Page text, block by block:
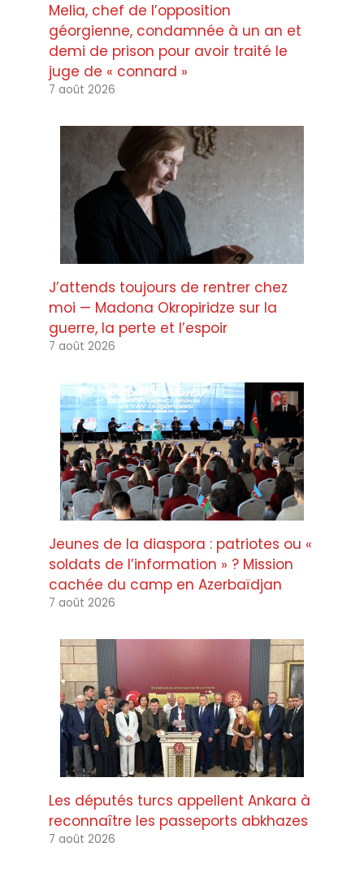
Melia, chef de l’opposition
géorgienne, condamnée à un an et
demi de prison pour avoir traité le
juge de « connard »
7 août 2026
J’attends toujours de rentrer chez
moi — Madona Okropiridze sur la
guerre, la perte et l’espoir
7 août 2026
Jeunes de la diaspora : patriotes ou «
soldats de l’information » ? Mission
cachée du camp en Azerbaïdjan
7 août 2026
Les députés turcs appellent Ankara à
reconnaître les passeports abkhazes
7 août 2026